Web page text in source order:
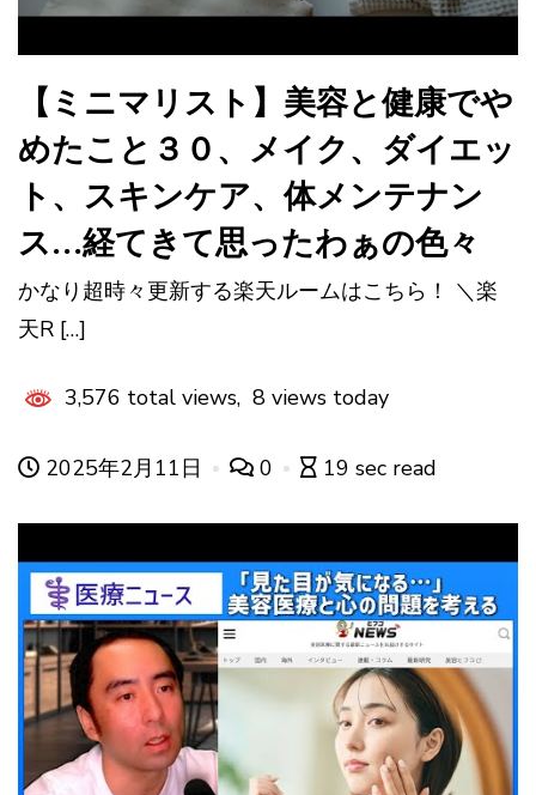
【ミニマリスト】美容と健康でや
めたこと３０、メイク、ダイエッ
ト、スキンケア、体メンテナン
ス…経てきて思ったわぁの色々
かなり超時々更新する楽天ルームはこちら！ ＼楽
天R […]
3,576 total views, 8 views today
2025年2月11日 0 19 sec read